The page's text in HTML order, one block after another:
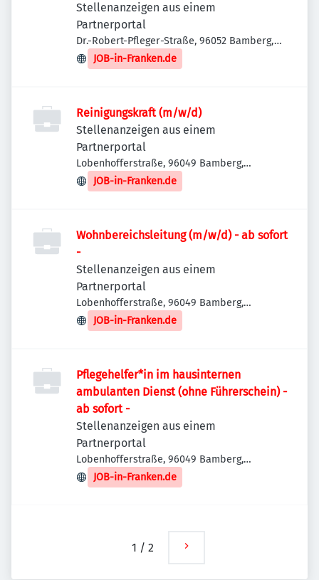
Stellenanzeigen aus einem
Partnerportal
Dr.-Robert-Pfleger-Straße, 96052 Bamberg,
Deutschland
JOB-in-Franken.de
Reinigungskraft (m/w/d)
Stellenanzeigen aus einem
Partnerportal
Lobenhofferstraße, 96049 Bamberg,
Deutschland
JOB-in-Franken.de
Wohnbereichsleitung (m/w/d) - ab sofort
-
Stellenanzeigen aus einem
Partnerportal
Lobenhofferstraße, 96049 Bamberg,
Deutschland
JOB-in-Franken.de
Pflegehelfer*in im hausinternen
ambulanten Dienst (ohne Führerschein) -
ab sofort -
Stellenanzeigen aus einem
Partnerportal
Lobenhofferstraße, 96049 Bamberg,
Deutschland
JOB-in-Franken.de
1 / 2